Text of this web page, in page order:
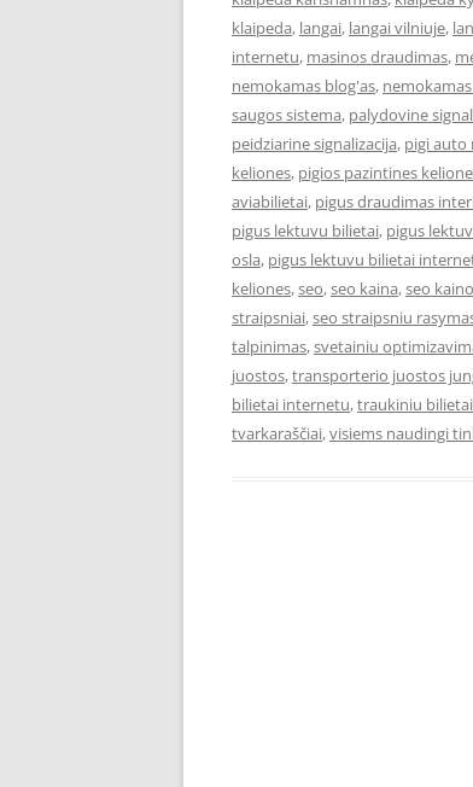
klaipeda, langai, langai vilniuje,
internetu, masinos draudimas,
nemokamas blog'as,
saugos sistema, palydovine
peidziarine signalizacija, pigi auto
keliones, pigios pazintines
aviabilietai, pigus draudimas
pigus lektuvu bilietai, pigus
osla, pigus lektuvu bilietai
keliones,seo,seo kaina,seo
straipsniai,seo straipsniu
talpinimas,svetainiu
juostos,transporterio juostos
bilietai internetu,traukiniu bilietai
tvarkaraščiai,visiems naudingi